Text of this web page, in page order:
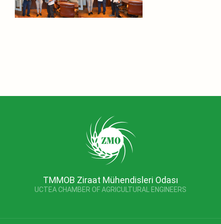
TMMOB Ziraat Mühendisleri Odası
UCTEA CHAMBER OF AGRICULTURAL ENGINEERS